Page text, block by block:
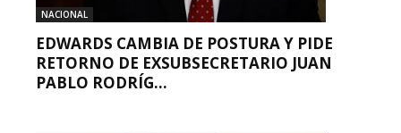
NACIONAL
EDWARDS CAMBIA DE POSTURA Y PIDE
RETORNO DE EXSUBSECRETARIO JUAN
PABLO RODRÍG...